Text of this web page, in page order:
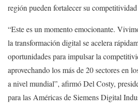
región pueden fortalecer su
“Este es un momento emocionante.
la transformación digital se acelera
oportunidades para impulsar la
aprovechando los más de 20 sectores en
a nivel mundial”, afirmó Del Costy,
para las Américas de Siemens Digital